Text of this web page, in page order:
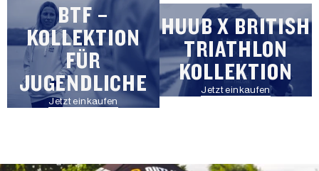
BTF –
KOLLEKTION
FÜR
JUGENDLICHE
Jetzt einkaufen
HUUB X BRITISH
TRIATHLON
KOLLEKTION
Jetzt einkaufen